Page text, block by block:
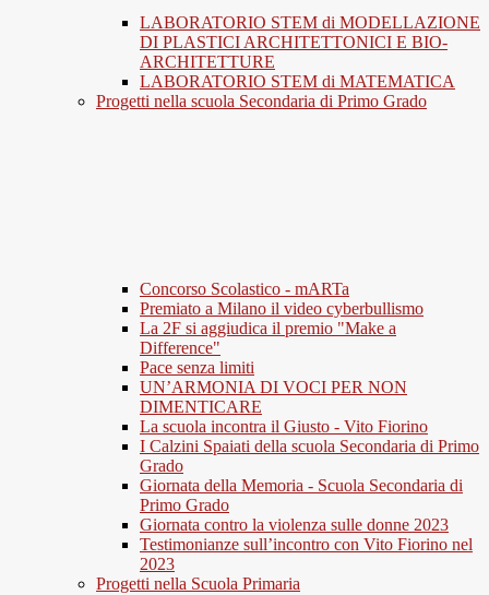
LABORATORIO STEM di MODELLAZIONE
DI PLASTICI ARCHITETTONICI E BIO-
ARCHITETTURE
LABORATORIO STEM di MATEMATICA
Progetti nella scuola Secondaria di Primo Grado
Concorso Scolastico - mARTa
Premiato a Milano il video cyberbullismo
La 2F si aggiudica il premio "Make a
Difference"
Pace senza limiti
UN’ARMONIA DI VOCI PER NON
DIMENTICARE
La scuola incontra il Giusto - Vito Fiorino
I Calzini Spaiati della scuola Secondaria di Primo
Grado
Giornata della Memoria - Scuola Secondaria di
Primo Grado
Giornata contro la violenza sulle donne 2023
Testimonianze sull’incontro con Vito Fiorino nel
2023
Progetti nella Scuola Primaria